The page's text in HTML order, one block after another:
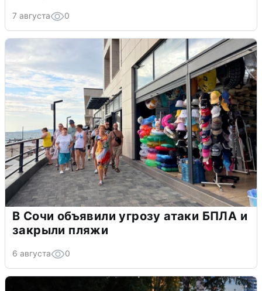
7 августа 0
В Сочи объявили угрозу атаки БПЛА и
закрыли пляжи
6 августа 0